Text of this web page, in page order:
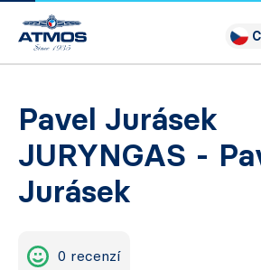
Pavel Jurásek
JURYNGAS -
Jurásek
0 recenzí